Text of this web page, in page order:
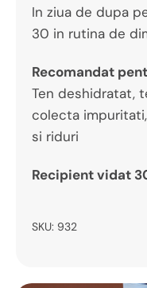
In ziua de dupa
30 in rutina de
Recomandat
Ten deshidratat,
colecta
si riduri
Recipient vidat
SKU: 932